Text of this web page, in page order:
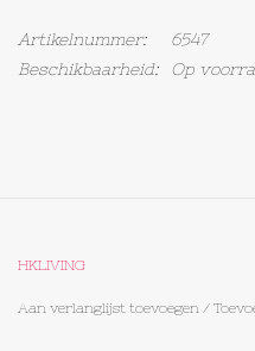
Olieflessen
Artikelnummer:
6547
Beschikbaarheid:
Op
HKLIVING
Aan verlanglijst toevoegen /